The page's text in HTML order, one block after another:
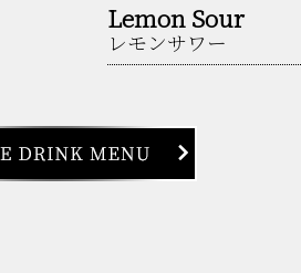
Lemon Sour
レモンサワー